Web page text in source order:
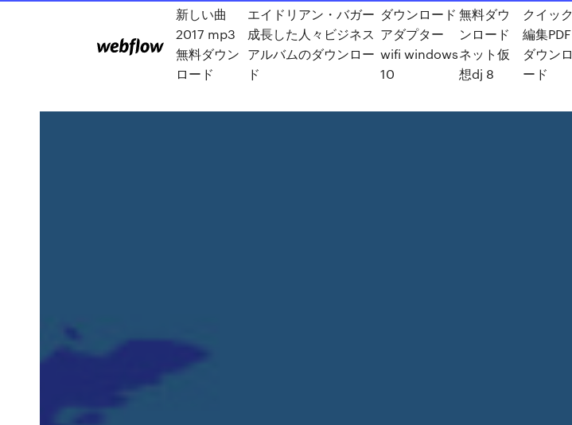
新しい曲
2017 mp3
無料ダウン
ロード
エイドリアン・バガー
成長した人々ビジネス
アルバムのダウンロー
ド
ダウンロード
アダプター
wifi windows
10
無料ダウ
ンロード
ネット仮
想dj 8
クイック
編集PDF
ダウンロ
ード